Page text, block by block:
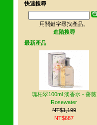
快速搜尋
用關鍵字尋找產品。
進階搜尋
最新產品
瑰柏翠100ml 淡香水 - 薔薇
Rosewater
NT$1,199
NT$687